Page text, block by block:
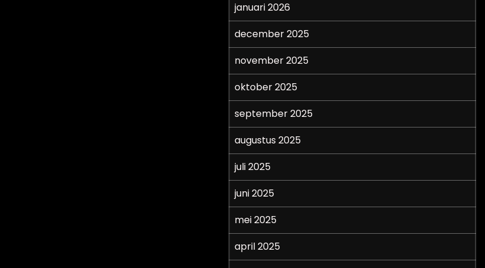
januari 2026
december 2025
november 2025
oktober 2025
september 2025
augustus 2025
juli 2025
juni 2025
mei 2025
april 2025